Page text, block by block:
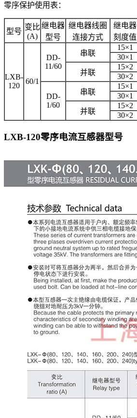
零序保护使用表：
型号
变比
(A)
继电器
型号
继电器线圈
连接方式
继电器
刻度值
LXB-
120
60/1
DD-
11/60
串联
15×1
30×1
并联
15×2
30×2
DD-
1/60
串联
15×1
30×1
并联
15×2
30×2
LXB-120零序电流互感器型号